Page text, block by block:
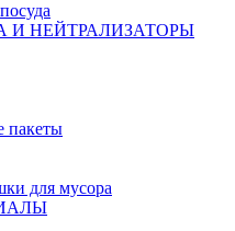
И НЕЙТРАЛИЗАТОРЫ
пакеты
для мусора